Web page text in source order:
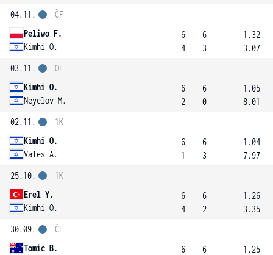
04.11.
Peliwo F.
Kimhi O.
ČF
6
4
6
3
1.32
3.07
03.11.
Kimhi O.
Neyelov M.
OF
6
2
6
0
1.05
8.01
02.11.
Kimhi O.
Vales A.
1K
6
1
6
3
1.04
7.97
25.10.
Erel Y.
Kimhi O.
1K
6
4
6
2
1.26
3.35
30.09.
Tomic B.
ČF
6
6
1.25